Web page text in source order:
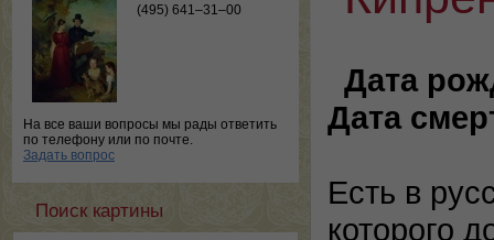
(495) 641–31–00
На все ваши вопросы мы рады ответить
по телефону или по почте.
Задать вопрос
Поиск картины
Дата
Дата
Есть в
которого